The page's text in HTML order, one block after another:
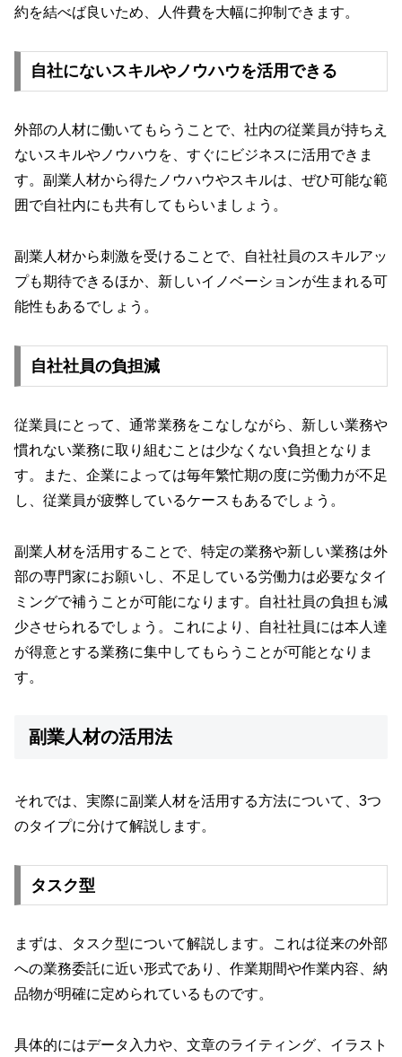
約を結べば良いため、人件費を大幅に抑制できます。
自社にないスキルやノウハウを活用できる
外部の人材に働いてもらうことで、社内の従業員が持ちえ
ないスキルやノウハウを、すぐにビジネスに活用できま
す。副業人材から得たノウハウやスキルは、ぜひ可能な範
囲で自社内にも共有してもらいましょう。
副業人材から刺激を受けることで、自社社員のスキルアッ
プも期待できるほか、新しいイノベーションが生まれる可
能性もあるでしょう。
自社社員の負担減
従業員にとって、通常業務をこなしながら、新しい業務や
慣れない業務に取り組むことは少なくない負担となりま
す。また、企業によっては毎年繁忙期の度に労働力が不足
し、従業員が疲弊しているケースもあるでしょう。
副業人材を活用することで、特定の業務や新しい業務は外
部の専門家にお願いし、不足している労働力は必要なタイ
ミングで補うことが可能になります。自社社員の負担も減
少させられるでしょう。これにより、自社社員には本人達
が得意とする業務に集中してもらうことが可能となりま
す。
副業人材の活用法
それでは、実際に副業人材を活用する方法について、3つ
のタイプに分けて解説します。
タスク型
まずは、タスク型について解説します。これは従来の外部
への業務委託に近い形式であり、作業期間や作業内容、納
品物が明確に定められているものです。
具体的にはデータ入力や、文章のライティング、イラスト